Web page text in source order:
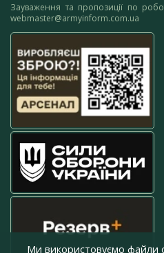
Зауваження та пропозиції по
webmaster@armyinform.com.ua
Ми використовуємо файли